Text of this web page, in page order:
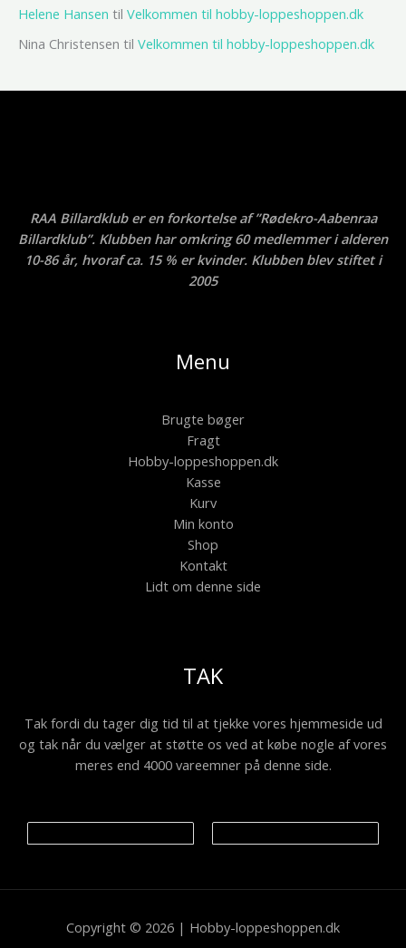
Helene Hansen til Velkommen til hobby-loppeshoppen.dk
Nina Christensen til Velkommen til hobby-loppeshoppen.dk
RAA Billardklub er en forkortelse af ”Rødekro-Aabenraa
Billardklub”. Klubben har omkring 60 medlemmer i alderen
10-86 år, hvoraf ca. 15 % er kvinder. Klubben blev stiftet i
2005
Menu
Brugte bøger
Fragt
Hobby-loppeshoppen.dk
Kasse
Kurv
Min konto
Shop
Kontakt
Lidt om denne side
TAK
Tak fordi du tager dig tid til at tjekke vores hjemmeside ud
og tak når du vælger at støtte os ved at købe nogle af vores
meres end 4000 vareemner på denne side.
Copyright © 2026 | Hobby-loppeshoppen.dk